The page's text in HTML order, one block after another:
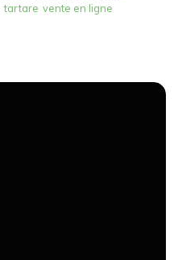
tartare vente en ligne